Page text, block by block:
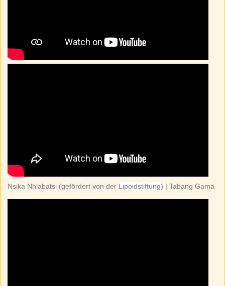
Nsika Nhlabatsi (gefördert von der Lipoidstiftung) | Tabang Gama